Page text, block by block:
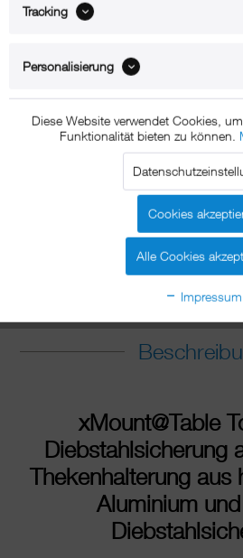
360°
xMount@Table
Diebstahlsicherung
Thekenhalterung aus
Aluminium
Tracking
Personalisierung
Diese Website verwendet Cookies,
Funktionalität bieten zu können.
Cookies
Alle Cookies
Impressum